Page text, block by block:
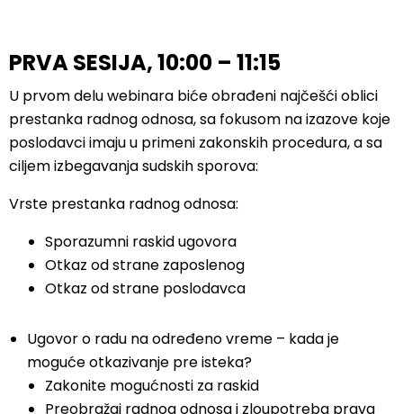
PRVA SESIJA, 10:00 – 11:15
U prvom delu webinara biće obrađeni najčešći oblici
prestanka radnog odnosa, sa fokusom na izazove koje
poslodavci imaju u primeni zakonskih procedura, a sa
ciljem izbegavanja sudskih sporova:
Vrste prestanka radnog odnosa:
Sporazumni raskid ugovora
Otkaz od strane zaposlenog
Otkaz od strane poslodavca
Ugovor o radu na određeno vreme – kada je
moguće otkazivanje pre isteka?
Zakonite mogućnosti za raskid
Preobražaj radnog odnosa i zloupotreba prava